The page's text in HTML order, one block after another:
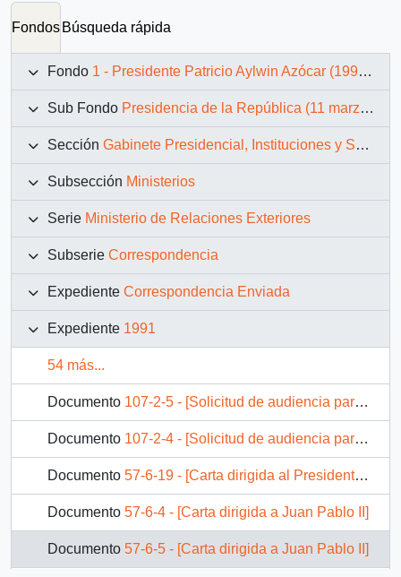
Fondos Búsqueda rápida
Fondo 1 - Presidente Patricio Aylwin Azócar (1990-1994)
Sub Fondo Presidencia de la República (11 marzo 1990 – 11 marzo 1994)
Sección Gabinete Presidencial, Instituciones y Servicios
Subsección Ministerios
Serie Ministerio de Relaciones Exteriores
Subserie Correspondencia
Expediente Correspondencia Enviada
Expediente 1991
54 más...
Documento 107-2-5 - [Solicitud de audiencia para la Ministra de Transportes y Obras Públicas Hidráulicas de los Países Bajos]
Documento 107-2-4 - [Solicitud de audiencia para el Embajador de Finlandia]
Documento 57-6-19 - [Carta dirigida al Presidente de Venezuela]
Documento 57-6-4 - [Carta dirigida a Juan Pablo II]
Documento 57-6-5 - [Carta dirigida a Juan Pablo II]